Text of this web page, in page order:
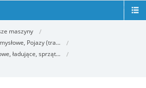
maszyny
Pojazy (tra...
ładujące, sprząt...